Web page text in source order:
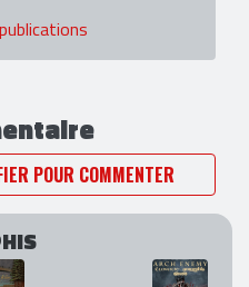
POUR COMMENTER